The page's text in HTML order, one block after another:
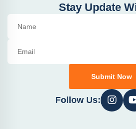
Stay Update
Submit Now
Follow Us: